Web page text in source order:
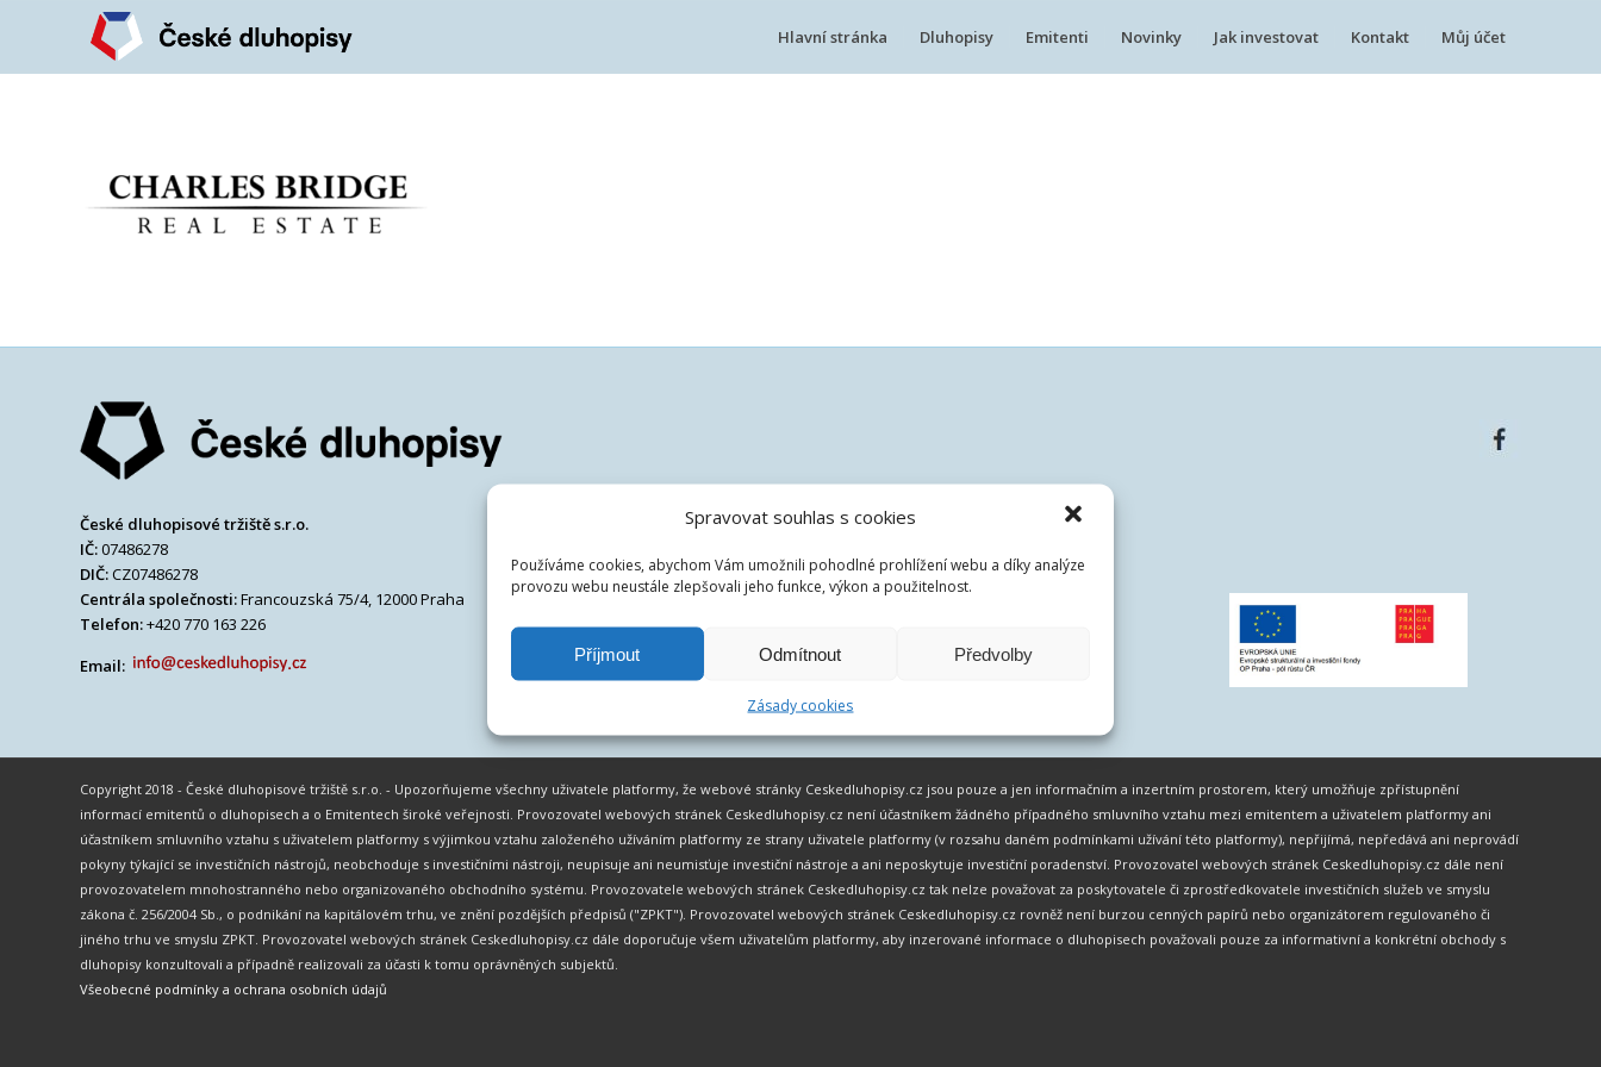
Spravovat souhlas s cookies
Používáme cookies, abychom Vám umožnili pohodlné prohlížení webu a díky analýze
provozu webu neustále zlepšovali jeho funkce, výkon a použitelnost.
Příjmout Odmítnout Předvolby
Zásady cookies
Hlavní stránka Dluhopisy Emitenti Novinky Jak investovat Kontakt Můj účet
České dluhopisové tržiště s.r.o.
IČ:07486278
DIČ:CZ07486278
Centrála společnosti:Francouzská 75/4, 12000 Praha
Telefon:+420 770 163 226
Email:
Copyright 2018 - České dluhopisové tržiště s.r.o. - Upozorňujeme všechny uživatele platformy, že webové stránky Ceskedluhopisy.cz jsou pouze a jen informačním a inzertním prostorem, který umožňuje zpřístupnění
informací emitentů o dluhopisech a o Emitentech široké veřejnosti. Provozovatel webových stránek Ceskedluhopisy.cz není účastníkem žádného případného smluvního vztahu mezi emitentem a uživatelem platformy ani
účastníkem smluvního vztahu s uživatelem platformy s výjimkou vztahu založeného užíváním platformy ze strany uživatele platformy (v rozsahu daném podmínkami užívání této platformy), nepřijímá, nepředává ani neprovádí
pokyny týkající se investičních nástrojů, neobchoduje s investičními nástroji, neupisuje ani neumisťuje investiční nástroje a ani neposkytuje investiční poradenství. Provozovatel webových stránek Ceskedluhopisy.cz dále není
provozovatelem mnohostranného nebo organizovaného obchodního systému. Provozovatele webových stránek Ceskedluhopisy.cz tak nelze považovat za poskytovatele či zprostředkovatele investičních služeb ve smyslu
zákona č. 256/2004 Sb., o podnikání na kapitálovém trhu, ve znění pozdějších předpisů ("ZPKT"). Provozovatel webových stránek Ceskedluhopisy.cz rovněž není burzou cenných papírů nebo organizátorem regulovaného či
jiného trhu ve smyslu ZPKT. Provozovatel webových stránek Ceskedluhopisy.cz dále doporučuje všem uživatelům platformy, aby inzerované informace o dluhopisech považovali pouze za informativní a konkrétní obchody s
dluhopisy konzultovali a případně realizovali za účasti k tomu oprávněných subjektů.
Všeobecné podmínky a ochrana osobních údajů